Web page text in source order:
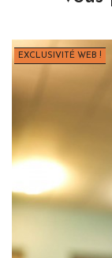
EXCLUSIVITÉ WEB !